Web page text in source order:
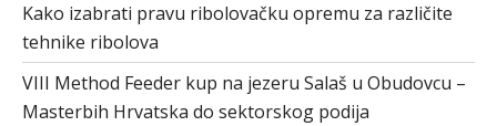
Kako izabrati pravu ribolovačku opremu za različite
tehnike ribolova
VIII Method Feeder kup na jezeru Salaš u Obudovcu –
Masterbih Hrvatska do sektorskog podija